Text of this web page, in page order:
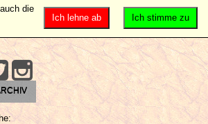
Ich stimme zu
Ich lehne ab
die